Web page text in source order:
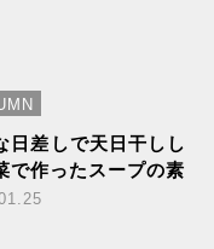
日差しで天日干しし
で作ったスープの素